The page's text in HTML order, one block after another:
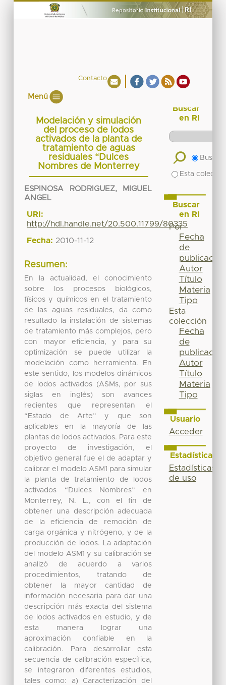
Contacto
Menú
Modelación y simulación
del proceso de lodos
activados de la planta de
tratamiento de aguas
residuales “Dulces
Nombres de Monterrey
ESPINOSA RODRIGUEZ, MIGUEL
ANGEL
URI:
http://hdl.handle.net/20.500.11799/80335
Fecha: 2010-11-12
Resumen:
En la actualidad, el conocimiento
sobre los procesos biológicos,
físicos y químicos en el tratamiento
de las aguas residuales, da como
resultado la instalación de sistemas
de tratamiento más complejos, pero
con mayor eficiencia, y para su
optimización se puede utilizar la
modelación como herramienta. En
este sentido, los modelos dinámicos
de lodos activados (ASMs, por sus
siglas en inglés) son avances
recientes que representan el
“Estado de Arte” y que son
aplicables en la mayoría de las
plantas de lodos activados. Para este
proyecto de investigación, el
objetivo general fue el de adaptar y
calibrar el modelo ASM1 para simular
la planta de tratamiento de lodos
activados “Dulces Nombres” en
Monterrey, N. L., con el fin de
obtener una descripción adecuada
de la eficiencia de remoción de
carga orgánica y nitrógeno, y de la
producción de lodos. La adaptación
del modelo ASM1 y su calibración se
analizó de acuerdo a varios
procedimientos, tratando de
obtener la mayor cantidad de
información necesaria para dar una
descripción más exacta del sistema
de lodos activados en estudio, y de
esta manera lograr una
aproximación confiable en la
calibración. Para desarrollar esta
secuencia de calibración específica,
se integraron diferentes estudios,
tales como: a) Caracterización del
Buscar
en RI
Buscar
Esta
Buscar
en RI
Por
Fecha
de
publicación
Autor
Título
Materia
Tipo
Esta
colección
Fecha
de
publicación
Autor
Título
Materia
Tipo
Usuario
Acceder
Estadísticas
Estadísticas
de uso